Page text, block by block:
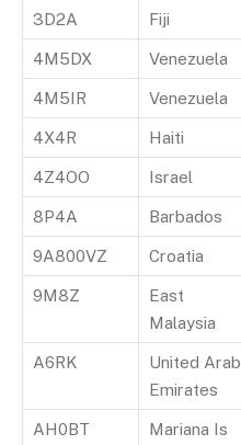
3D2A Fiji
4M5DX Venezuela
4M5IR Venezuela
4X4R Haiti
4Z4OO Israel
8P4A Barbados
9A800VZ Croatia
9M8Z
East
Malaysia
A6RK
United Arab
Emirates
AH0BT Mariana Is